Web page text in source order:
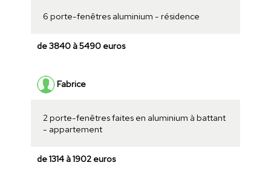
6 porte-fenêtres aluminium - résidence
de 3840 à 5490 euros
Fabrice
2 porte-fenêtres faites en aluminium à battant
- appartement
de 1314 à 1902 euros